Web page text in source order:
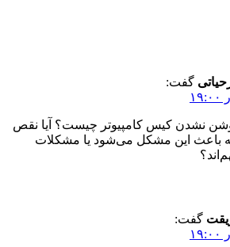
گفت:
نشدن کیس کامپیوتر چیست؟ آیا نقص
باعث این مشکل می‌شود یا مشکلات
گفت: